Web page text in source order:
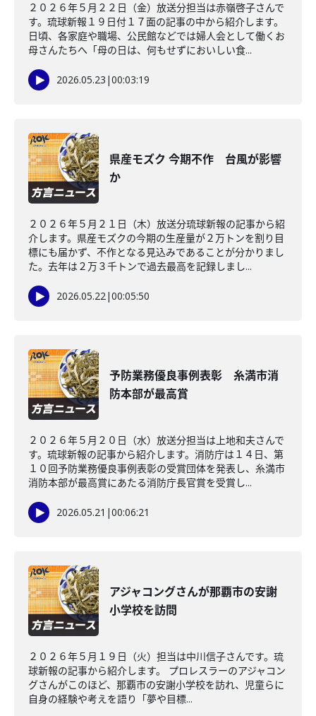
２０２６年５月２２日（金）放送分担当は赤嶺啓子さんで
す。琉球新報１９日付１７面の記事の中から紹介します。
日頃、各家庭や職場、公民館などでは婦人会として働くお
母さんたちへ「母の日は、何もせずにおいしい食...
2026.05.23 |00:03:19
県産モズク 今期不作 台風が影響
か
２０２６年５月２１日（木）放送分琉球新報の記事から紹
介します。県産モズクの今期の生産量が２万トンを割り目
標にも届かず、不作となる見込みであることが分かりまし
た。去年は２万３千トンで過去最高を記録しまし...
2026.05.22|00:05:50
予防業務優良事例表彰 糸満市消
防本部が最高賞
２０２６年５月２０日（水）放送分担当は上地和夫さんで
す。琉球新報の記事から紹介します。消防庁は１４日、第
１０回予防業務優良事例表彰の受賞団体を発表し、糸満市
消防本部が最高賞にあたる消防庁長官賞を受賞し...
2026.05.21 |00:06:21
アジャコングさんが那覇市の安謝
小学校を訪問
２０２６年５月１９日（火）担当は中川信子さんです。琉
球新報の記事から紹介します。 プロレスラーのアジャコン
グさんがこのほど、那覇市の安謝小学校を訪れ、児童らに
自身の経験や考えを語り「夢や目標...